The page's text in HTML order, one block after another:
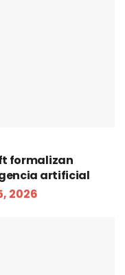
formalizan
artificial
2026